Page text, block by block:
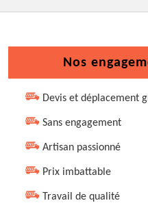
Nos
Devis et déplacement
Sans engagement
Artisan passionné
Prix imbattable
Travail de qualité